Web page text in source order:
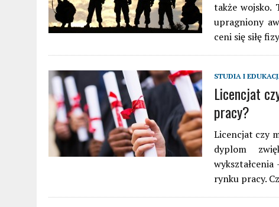
także wojsko.
upragniony
ceni się siłę
STUDIA I
Licencjat
pracy?
Licencjat czy
dyplom
rynku pracy.